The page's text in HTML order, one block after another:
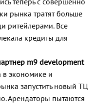
рынка тратят больше
ритейлерами. Все
кредиты для
m9 development
экономике и
запустить новый ТЦ
Арендаторы пытаются